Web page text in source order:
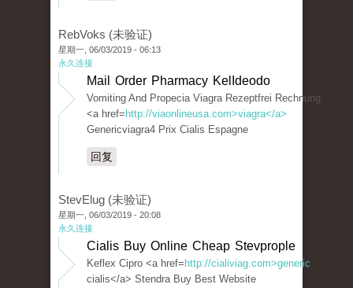
RebVoks (未验证)
星期一, 06/03/2019 - 06:13
永久连接
Mail Order Pharmacy KelIdeodo
Vomiting And Propecia Viagra Rezeptfrei Rechnung
<a href= http://viaonlineusa.com>viagra</a>
Genericviagra4 Prix Cialis Espagne
回复
StevElug (未验证)
星期一, 06/03/2019 - 20:08
永久连接
Cialis Buy Online Cheap Stevprople
Keflex Cipro <a href= http://cialiviag.com>generic
cialis</a> Stendra Buy Best Website